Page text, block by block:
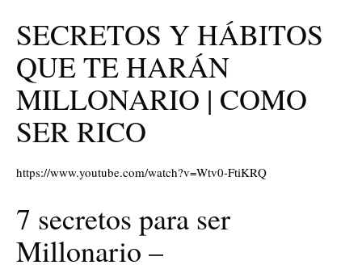
SECRETOS Y HÁBITOS
QUE TE HARÁN
MILLONARIO | COMO
SER RICO
https://www.youtube.com/watch?v=Wtv0-FtiKRQ
7 secretos para ser
Millonario –